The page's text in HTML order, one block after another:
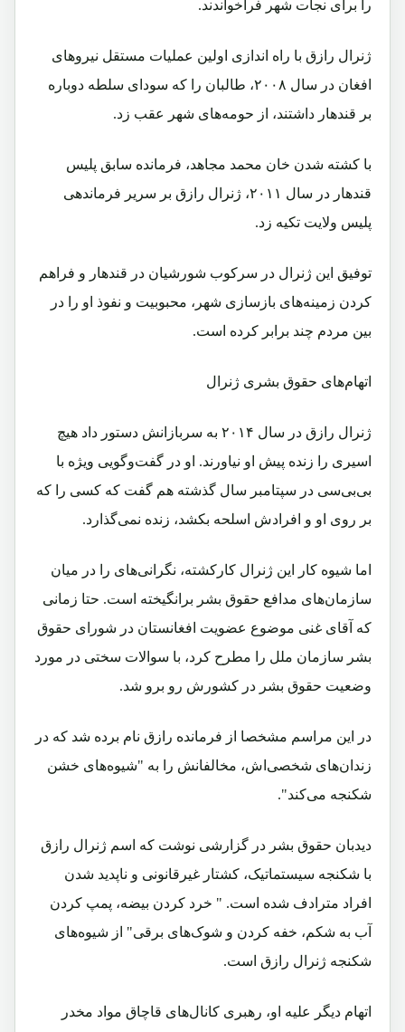
را برای نجات شهر فراخواندند.
ژنرال رازق با راه اندازی اولین عملیات مستقل نیروهای
افغان در سال ۲۰۰۸، طالبان را که سودای سلطه دوباره
بر قندهار داشتند، از حومه‌های شهر عقب زد.
با کشته شدن خان محمد مجاهد، فرمانده سابق پلیس
قندهار در سال ۲۰۱۱، ژنرال رازق بر سریر فرماندهی
پلیس ولایت تکیه زد.
توفیق این ژنرال در سرکوب شورشیان در قندهار و فراهم
کردن زمینه‌های بازسازی شهر، محبوبیت و نفوذ او را در
بین مردم چند برابر کرده است.
اتهام‌های حقوق بشری ژنرال
ژنرال رازق در سال ۲۰۱۴ به سربازانش دستور داد هیچ
اسیری را زنده پیش او نیاورند. او در گفت‌وگویی ویژه با
بی‌بی‌سی در سپتامبر سال گذشته هم گفت که کسی را که
بر روی او و افرادش اسلحه بکشد، زنده نمی‌گذارد.
اما شیوه کار این ژنرال کارکشته، نگرانی‌های را در میان
سازمان‌های مدافع حقوق بشر برانگیخته است. حتا زمانی
که آقای غنی موضوع عضویت افغانستان در شورای حقوق
بشر سازمان ملل را مطرح کرد، با سوالات سختی در مورد
وضعیت حقوق بشر در کشورش رو برو شد.
در این مراسم مشخصا از فرمانده رازق نام برده شد که در
زندان‌های شخصی‌اش، مخالفانش را به "شیوه‌های خشن
شکنجه می‌کند".
دیدبان حقوق بشر در گزارشی نوشت که اسم ژنرال رازق
با شکنجه سیستماتیک، کشتار غیرقانونی و ناپدید شدن
افراد مترادف شده است. " خرد کردن بیضه، پمپ کردن
آب به شکم، خفه کردن و شوک‌های برقی" از شیوه‌های
شکنجه ژنرال رازق است.
اتهام دیگر علیه او، رهبری کانال‌های قاچاق مواد مخدر